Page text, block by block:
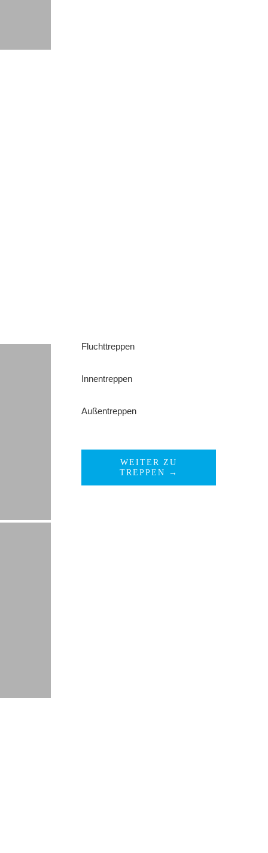
Fluchttreppen
Innentreppen
Außentreppen
WEITER ZU
TREPPEN →